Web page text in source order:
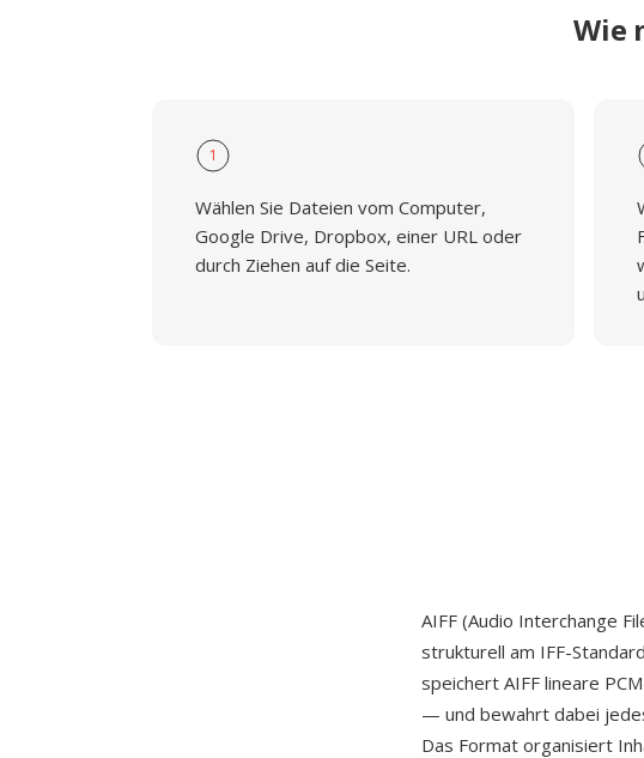
Wie
1
Wählen Sie Dateien vom Computer,
Google Drive, Dropbox, einer URL oder
durch Ziehen auf die Seite.
AIFF (Audio Interchange
strukturell am IFF-
speichert AIFF lineare
— und bewahrt dabei
Das Format organisiert